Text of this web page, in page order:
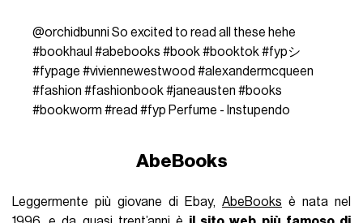
@orchidbunni So excited to read all these hehe
#bookhaul #abebooks #book#booktok#fypシ
#fypage #viviennewestwood #alexandermcqueen
#fashion #fashionbook#janeausten #books
#bookworm #read #fyp Perfume - Instupendo
AbeBooks
Leggermente più giovane di Ebay, AbeBooks è nata nel